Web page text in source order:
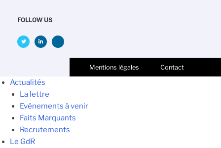
FOLLOW US
Mentions légales Contact
Actualités
La lettre
Evénements à venir
Faits Marquants
Recrutements
Le GdR